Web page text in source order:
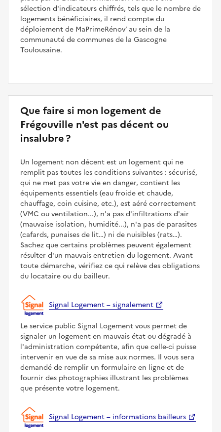
sélection d'indicateurs chiffrés, tels que le nombre de
logements bénéficiaires, il rend compte du
déploiement de MaPrimeRénov’ au sein de la
communauté de communes de la Gascogne
Toulousaine.
Que faire si mon logement de
Frégouville n'est pas décent ou
insalubre ?
Un logement non décent est un logement qui ne
remplit pas toutes les conditions suivantes : sécurisé,
qui ne met pas votre vie en danger, contient les
équipements essentiels (eau froide et chaude,
chauffage, coin cuisine, etc.), est aéré correctement
(VMC ou ventilation...), n'a pas d'infiltrations d'air
(mauvaise isolation, humidité...), n'a pas de parasites
(cafards, punaises de lit…) ni de nuisibles (rats…).
Sachez que certains problèmes peuvent également
résulter d'un mauvais entretien du logement. Avant
toute démarche, vérifiez ce qui relève des obligations
du locataire ou du bailleur.
Signal Logement – signalement
Le service public Signal Logement vous permet de
signaler un logement en mauvais état ou dégradé à
l'administration compétente, afin que celle-ci puisse
intervenir en vue de sa mise aux normes. Il vous sera
demandé de remplir un formulaire en ligne et de
fournir des photographies illustrant les problèmes
que présente votre logement.
Signal Logement – informations bailleurs